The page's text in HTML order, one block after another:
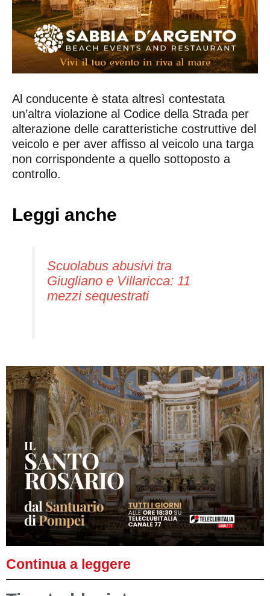
Al conducente è stata altresì contestata
un’altra violazione al Codice della Strada per
alterazione delle caratteristiche costruttive del
veicolo e per aver affisso al veicolo una targa
non corrispondente a quello sottoposto a
controllo.
Leggi anche
Scuolabus abusivi tra
Giugliano e Villaricca: 11
mezzi sequestrati
Continua a leggere